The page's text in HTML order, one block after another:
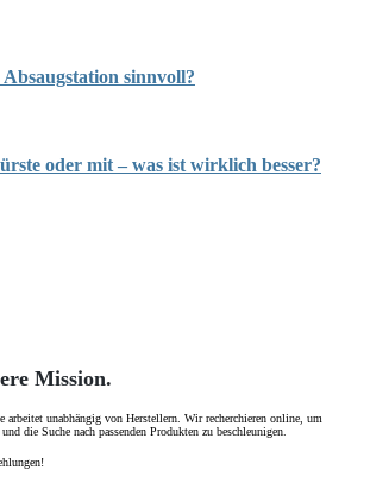
sinnvoll?
oder mit – was ist wirklich besser?
Mission.
arbeitet unabhängig von Herstellern. Wir recherchieren online, um
die Suche nach passenden Produkten zu beschleunigen.